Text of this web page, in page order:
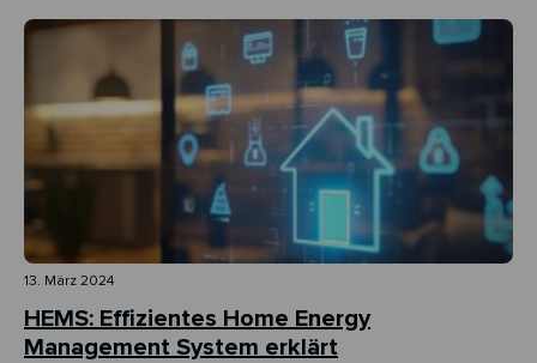
HEMS: Effizientes Home Energy
Management System erklärt
13. März 2024